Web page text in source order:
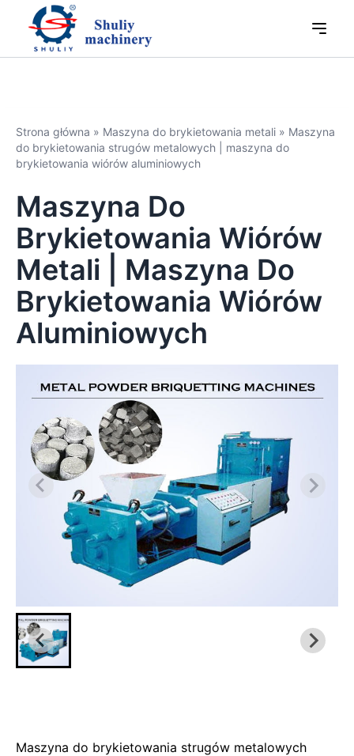
Strona główna » Maszyna do brykietowania metali » Maszyna
do brykietowania strugów metalowych | maszyna do
brykietowania wiórów aluminiowych
Maszyna Do
Brykietowania Wiórów
Metali | Maszyna Do
Brykietowania Wiórów
Aluminiowych
Maszyna do brykietowania strugów metalowych